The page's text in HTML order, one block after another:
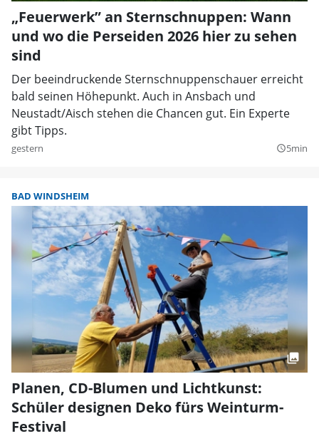
„Feuerwerk” an Sternschnuppen: Wann
und wo die Perseiden 2026 hier zu sehen
sind
Der beeindruckende Sternschnuppenschauer erreicht
bald seinen Höhepunkt. Auch in Ansbach und
Neustadt/Aisch stehen die Chancen gut. Ein Experte
gibt Tipps.
gestern query_builder5min
BAD WINDSHEIM
Planen, CD-Blumen und Lichtkunst:
Schüler designen Deko fürs Weinturm-
Festival